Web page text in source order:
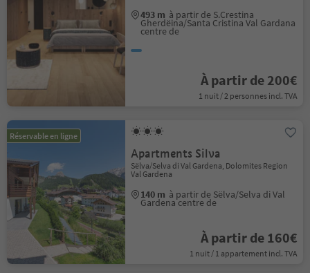
493 m à partir de S.Crestina
Gherdëina/Santa Cristina Val Gardana
centre de
À partir de 200€
1 nuit / 2 personnes incl. TVA
Réservable en ligne
Apartments Silva
Sëlva/Selva di Val Gardena, Dolomites Region
Val Gardena
140 m à partir de Sëlva/Selva di Val
Gardena centre de
À partir de 160€
1 nuit / 1 appartement incl. TVA